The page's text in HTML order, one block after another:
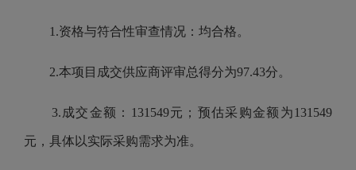
1.资格与符合性审查情况：均合格。
2.本项目成交供应商评审总得分为97.43分。
3.成交金额：131549元；预估采购金额为131549
元，具体以实际采购需求为准。